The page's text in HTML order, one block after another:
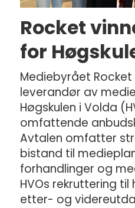
Rocket
for
Mediebyrået
leverandør av
Høgskulen i Volda
omfattende
Avtalen omfatter
bistand til
forhandlinger og
HVOs rekruttering
etter- og